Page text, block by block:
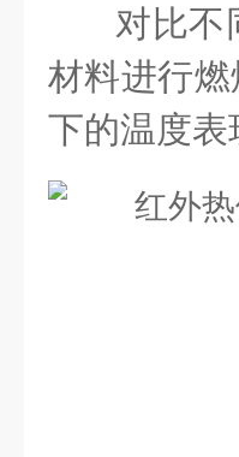
对比不
材料进行
下的温度